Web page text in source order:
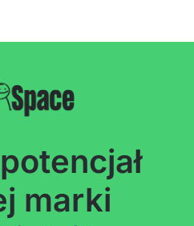
marki